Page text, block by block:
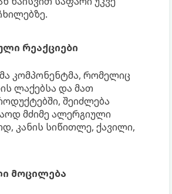
რეაქციები
კომპონენტმა, რომელიც
ლაქებსა და მათ
შეიძლება
მძიმე ალერგიული
კანის სიწითლე, ქავილი,
მოცილება